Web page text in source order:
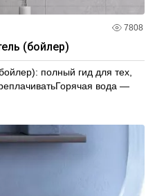
7808
(бойлер)
полный гид для тех,
вода —